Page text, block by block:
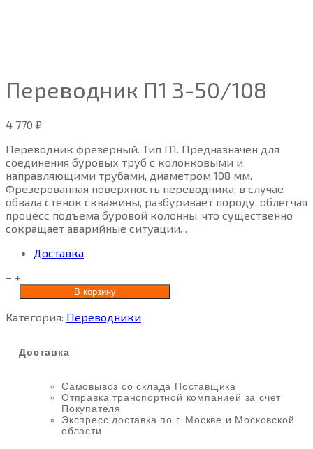
Переводник П1 З-50/108
4 770 ₽
Переводник фрезерный. Тип П1. Предназначен для
соединения буровых труб с колонковыми и
направляющими трубами, диаметром 108 мм.
Фрезерованная поверхность переводника, в случае
обвала стенок скважины, разбуривает породу, облегчая
процесс подъема буровой колонны, что существенно
сокращает аварийные ситуации. .
Доставка
− +
В корзину
Категория: Переводники
Доставка
Самовывоз со склада Поставщика
Отправка транспортной компанией за счет
Покупателя
Экспресс доставка по г. Москве и Московской
области